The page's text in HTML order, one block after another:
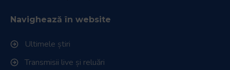
Navighează în website
Ultimele știri
Transmisii live și reluări